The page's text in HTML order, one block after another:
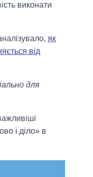
виконати
як
від
для
і діло» в